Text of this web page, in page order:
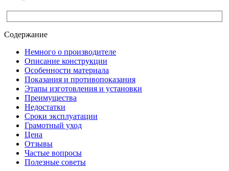
Содержание
Немного о производителе
Описание конструкции
Особенности материала
Показания и противопоказания
Этапы изготовления и установки
Преимущества
Недостатки
Сроки эксплуатации
Грамотный уход
Цена
Отзывы
Частые вопросы
Полезные советы